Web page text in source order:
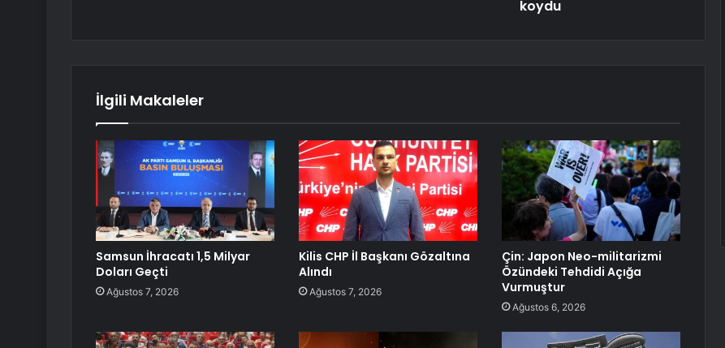
koydu
İlgili Makaleler
Samsun İhracatı 1,5 Milyar
Doları Geçti
Ağustos 7, 2026
Kilis CHP İl Başkanı Gözaltına
Alındı
Ağustos 7, 2026
Çin: Japon Neo-militarizmi
Özündeki Tehdidi Açığa
Vurmuştur
Ağustos 6, 2026